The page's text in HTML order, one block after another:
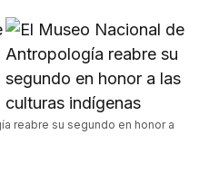
reabre su segundo en honor a